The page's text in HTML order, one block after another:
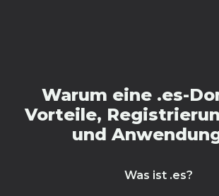
Warum eine .es-
Vorteile,
und
Was ist .es?